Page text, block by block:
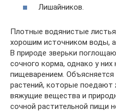
Лишайников.
Плотные водянистые
хорошим источником воды,
В природе зверьки
сочного корма, однако у
пищеварением. Объясняется
растений, которые
вяжущие вещества и
сочной растительной пищи